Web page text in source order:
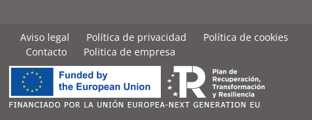
Aviso legal Política de privacidad
Política de cookies
Contacto
Politica de empresa